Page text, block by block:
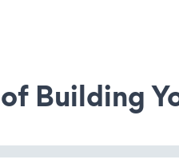
Building